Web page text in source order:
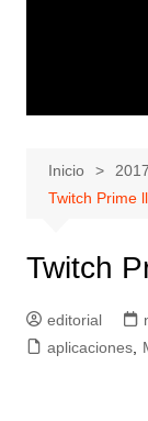
Inicio 2017
Twitch Prime
Twitch
editorial
aplicaciones,